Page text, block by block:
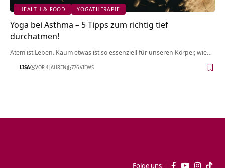
HEALTH & FOOD YOGATHERAPIE
Yoga bei Asthma – 5 Tipps zum richtig tief
durchatmen!
Atem ist Leben. Kaum etwas ist so essenziell für unseren Körper, wie…
LISA VOR 4 JAHREN 776 VIEWS
Folge uns